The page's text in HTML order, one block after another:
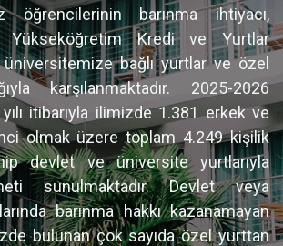
öğrencilerinin barınma ihtiyacı,
Yükseköğretim Kredi ve Yurtlar
üniversitemize bağlı yurtlar ve özel
karşılanmaktadır. 2025-2026
itibarıyla ilimizde 1.381 erkek ve
olmak üzere toplam 4.249 kişilik
devlet ve üniversite yurtlarıyla
sunulmaktadır. Devlet veya
barınma hakkı kazanamayan
bulunan çok sayıda özel yurttan